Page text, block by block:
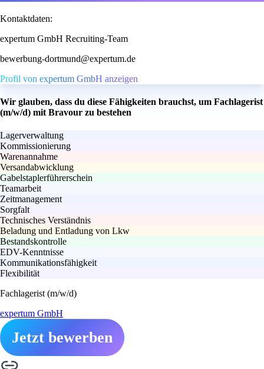
Kontaktdaten:
expertum GmbH Recruiting-Team
bewerbung-dortmund@expertum.de
Profil von expertum GmbH anzeigen
Wir glauben, dass du diese Fähigkeiten brauchst, um Fachlagerist
(m/w/d) mit Bravour zu bestehen
Lagerverwaltung
Kommissionierung
Warenannahme
Versandabwicklung
Gabelstaplerführerschein
Teamarbeit
Zeitmanagement
Sorgfalt
Technisches Verständnis
Beladung und Entladung von Lkw
Bestandskontrolle
EDV-Kenntnisse
Kommunikationsfähigkeit
Flexibilität
Fachlagerist (m/w/d)
expertum GmbH
Jetzt bewerben